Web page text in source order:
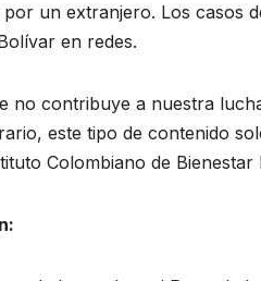
un extranjero. Los casos
en redes.
no contribuye a nuestra
este tipo de contenido
Colombiano de Bienestar